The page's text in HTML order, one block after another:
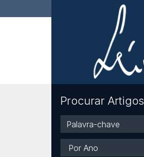
Procurar Artigos
Palavra-
chave
Ano